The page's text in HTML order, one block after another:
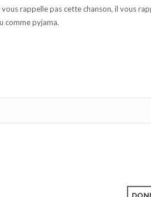
rappelle pas cette chanson, il vous
comme pyjama.